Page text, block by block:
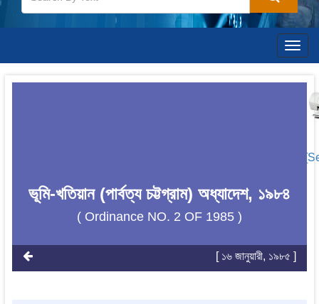
ভূমি-খতিয়ান (পার্বত্য চট্টগ্রাম) অধ্যাদেশ, ১৯৮৪
( Ordinance NO. 2 OF 1985 )
[ ১৬ জানুয়ারী, ১৯৮৫ ]